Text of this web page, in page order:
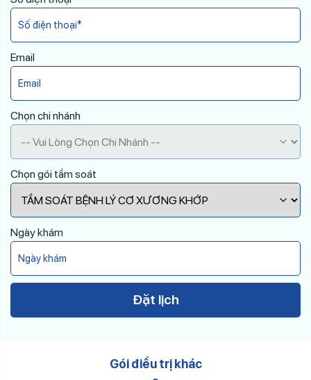
Email
Chọn chi nhánh
Chọn gói tầm soát
Ngày khám
Please leave this field empty.
Đặt lịch
Gói điều trị khác